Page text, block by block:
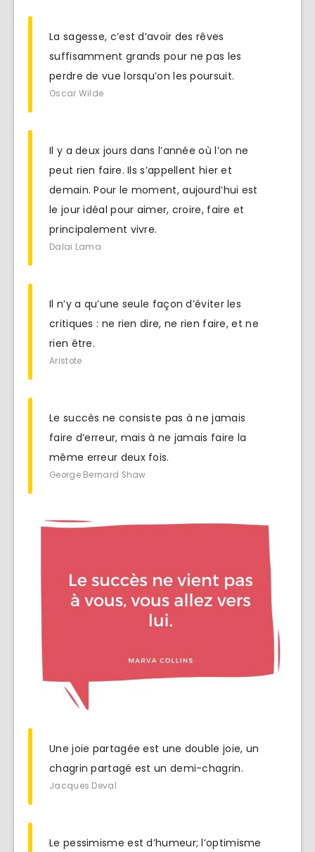
La sagesse, c’est d’avoir des rêves
suffisamment grands pour ne pas les
perdre de vue lorsqu’on les poursuit.
Oscar Wilde
Il y a deux jours dans l’année où l’on ne
peut rien faire. Ils s’appellent hier et
demain. Pour le moment, aujourd’hui est
le jour idéal pour aimer, croire, faire et
principalement vivre.
Dalai Lama
Il n’y a qu’une seule façon d’éviter les
critiques : ne rien dire, ne rien faire, et ne
rien être.
Aristote
Le succès ne consiste pas à ne jamais
faire d’erreur, mais à ne jamais faire la
même erreur deux fois.
George Bernard Shaw
Une joie partagée est une double joie, un
chagrin partagé est un demi-chagrin.
Jacques Deval
Le pessimisme est d’humeur; l’optimisme